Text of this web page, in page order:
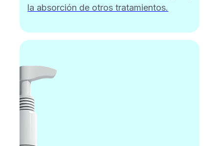
la absorción de otros tratamientos.